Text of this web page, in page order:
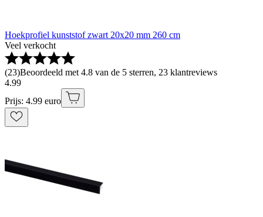
Hoekprofiel kunststof zwart 20x20 mm 260 cm
Veel verkocht
(23)Beoordeeld met 4.8 van de 5 sterren, 23 klantreviews
4.99
Prijs: 4.99 euro